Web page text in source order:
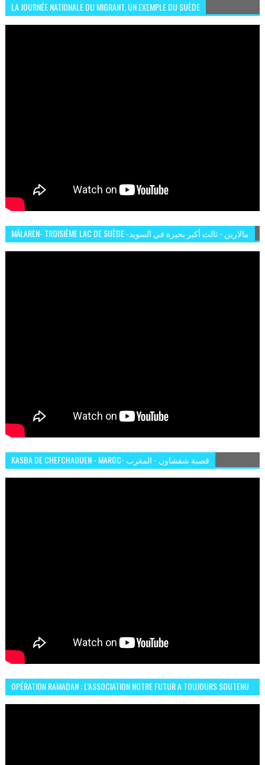
LA JOURNÉE NATIONALE DU MIGRANT, UN EXEMPLE DU SUÈDE
MÄLAREN- TROISIÈME LAC DE SUÈDE -مالارين - ثالث أكبر بحيرة في السويد
KASBA DE CHEFCHAOUEN - MAROC- قصبة شفشاون - المغرب
OPÉRATION RAMADAN : L’ASSOCIATION NOTRE FUTUR A TOUJOURS SOUTENU